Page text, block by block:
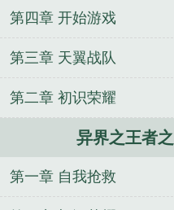
世之王全本 异世之王者
启示录
都怪我太强
高冷 心纳天下
1985
十年后的老公
名门佳妻 崩铁：列
影 千金法医
第四章 开始游戏
第三章 天翼战队
第二章 初识荣耀
异界之王者
第一章 自我抢救